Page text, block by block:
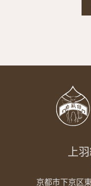
上
京都市下京区